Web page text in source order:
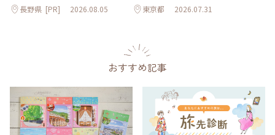
長野県 [PR] 2026.08.05 東京都 2026.07.31
おすすめ記事